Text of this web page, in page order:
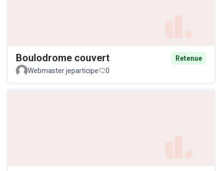
Boulodrome couvert
Retenue
Webmaster jeparticipe
0